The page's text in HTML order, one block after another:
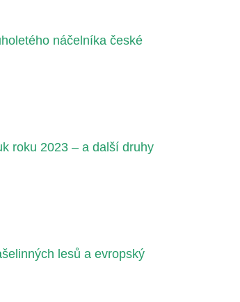
náčelníka české
roku 2023 – a další druhy
lesů a evropský